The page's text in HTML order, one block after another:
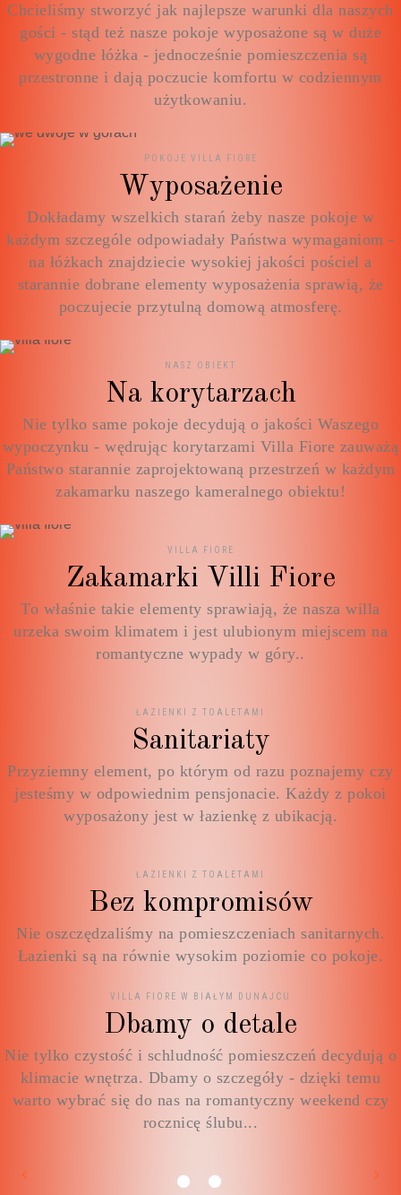
Chcieliśmy stworzyć jak najlepsze warunki dla naszych
gości - stąd też nasze pokoje wyposażone są w duże
wygodne łóżka - jednocześnie pomieszczenia są
przestronne i dają poczucie komfortu w codziennym
użytkowaniu.
POKOJE VILLA FIORE
Wyposażenie
Dokładamy wszelkich starań żeby nasze pokoje w
każdym szczególe odpowiadały Państwa wymaganiom -
na łóżkach znajdziecie wysokiej jakości pościel a
starannie dobrane elementy wyposażenia sprawią, że
poczujecie przytulną domową atmosferę.
NASZ OBIEKT
Na korytarzach
Nie tylko same pokoje decydują o jakości Waszego
wypoczynku - wędrując korytarzami Villa Fiore zauważą
Państwo starannie zaprojektowaną przestrzeń w każdym
zakamarku naszego kameralnego obiektu!
VILLA FIORE
Zakamarki Villi Fiore
To właśnie takie elementy sprawiają, że nasza willa
urzeka swoim klimatem i jest ulubionym miejscem na
romantyczne wypady w góry..
ŁAZIENKI Z TOALETAMI
Sanitariaty
Przyziemny element, po którym od razu poznajemy czy
jesteśmy w odpowiednim pensjonacie. Każdy z pokoi
wyposażony jest w łazienkę z ubikacją.
ŁAZIENKI Z TOALETAMI
Bez kompromisów
Nie oszczędzaliśmy na pomieszczeniach sanitarnych.
Łazienki są na równie wysokim poziomie co pokoje.
VILLA FIORE W BIAŁYM DUNAJCU
Dbamy o detale
Nie tylko czystość i schludność pomieszczeń decydują o
klimacie wnętrza. Dbamy o szczegóły - dzięki temu
warto wybrać się do nas na romantyczny weekend czy
rocznicę ślubu...